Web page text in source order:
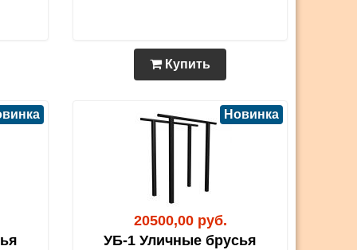
Купить
20500,00 руб.
Новинка
УБ-1 Уличные брусья